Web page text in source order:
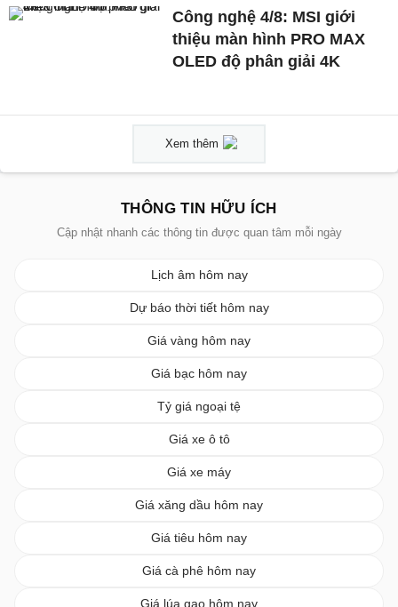
Công nghệ 4/8: MSI giới
thiệu màn hình PRO MAX
OLED độ phân giải 4K
Xem thêm
THÔNG TIN HỮU ÍCH
Cập nhật nhanh các thông tin được quan tâm mỗi ngày
Lịch âm hôm nay
Dự báo thời tiết hôm nay
Giá vàng hôm nay
Giá bạc hôm nay
Tỷ giá ngoại tệ
Giá xe ô tô
Giá xe máy
Giá xăng dầu hôm nay
Giá tiêu hôm nay
Giá cà phê hôm nay
Giá lúa gạo hôm nay